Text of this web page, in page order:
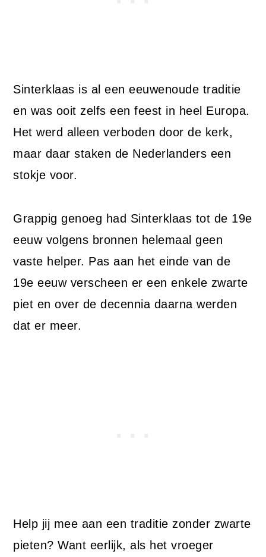
Sinterklaas is al een eeuwenoude traditie
en was ooit zelfs een feest in heel Europa.
Het werd alleen verboden door de kerk,
maar daar staken de Nederlanders een
stokje voor.
Grappig genoeg had Sinterklaas tot de 19e
eeuw volgens bronnen helemaal geen
vaste helper. Pas aan het einde van de
19e eeuw verscheen er een enkele zwarte
piet en over de decennia daarna werden
dat er meer.
Help jij mee aan een traditie zonder zwarte
pieten? Want eerlijk, als het vroeger